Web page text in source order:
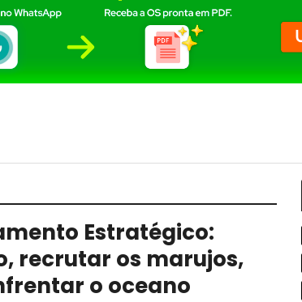
Estratégico:
recrutar os marujos,
o oceano